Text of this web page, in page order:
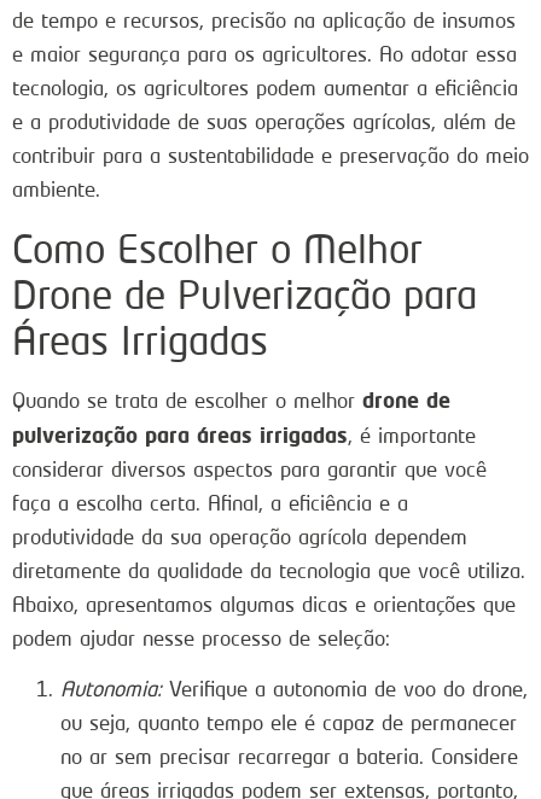
de tempo e recursos, precisão na aplicação de insumos
e maior segurança para os agricultores. Ao adotar essa
tecnologia, os agricultores podem aumentar a eficiência
e a produtividade de suas operações agrícolas, além de
contribuir para a sustentabilidade e preservação do meio
ambiente.
Como Escolher o Melhor
Drone de Pulverização para
Áreas Irrigadas
Quando se trata de escolher o melhor drone de
pulverização para áreas irrigadas, é importante
considerar diversos aspectos para garantir que você
faça a escolha certa. Afinal, a eficiência e a
produtividade da sua operação agrícola dependem
diretamente da qualidade da tecnologia que você utiliza.
Abaixo, apresentamos algumas dicas e orientações que
podem ajudar nesse processo de seleção:
Autonomia:Verifique a autonomia de voo do drone,
ou seja, quanto tempo ele é capaz de permanecer
no ar sem precisar recarregar a bateria. Considere
que áreas irrigadas podem ser extensas, portanto,